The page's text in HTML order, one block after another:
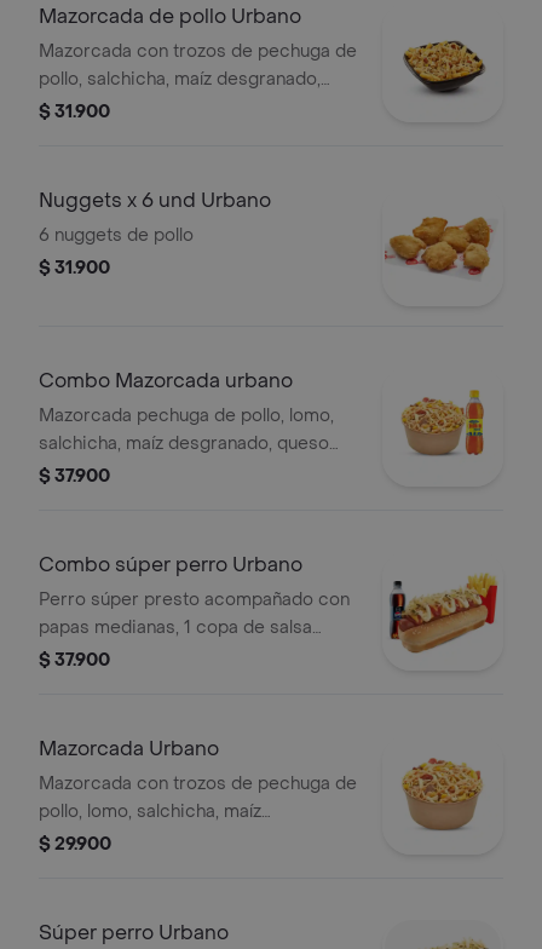
Mazorcada de pollo Urbano
Mazorcada con trozos de pechuga de
pollo, salchicha, maíz desgranado,
queso mozzarella, papa francesa y
$ 31.900
Nuggets x 6 und Urbano
6 nuggets de pollo
$ 31.900
Combo Mazorcada urbano
Mazorcada pechuga de pollo, lomo,
salchicha, maíz desgranado, queso
mozzarella, papa francesa y fósforo,
$ 37.900
Combo súper perro Urbano
Perro súper presto acompañado con
papas medianas, 1 copa de salsa
presto y bebida de 400 ml
$ 37.900
Mazorcada Urbano
Mazorcada con trozos de pechuga de
pollo, lomo, salchicha, maíz
desgranado, queso mozzarella, papa
$ 29.900
Súper perro Urbano